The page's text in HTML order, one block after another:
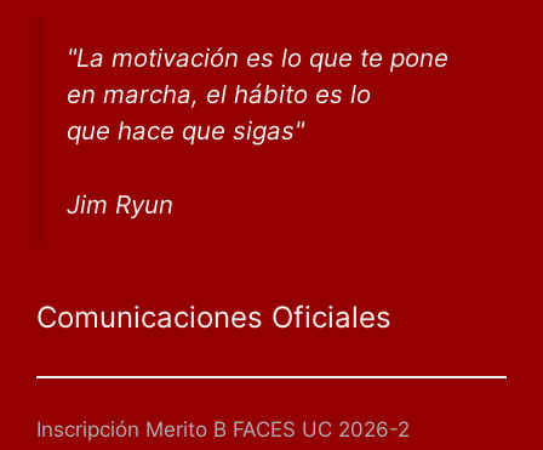
"La motivación es lo que te pone
en marcha, el hábito es lo
que hace que sigas"
Jim Ryun
Comunicaciones Oficiales
Inscripción Merito B FACES UC 2026-2